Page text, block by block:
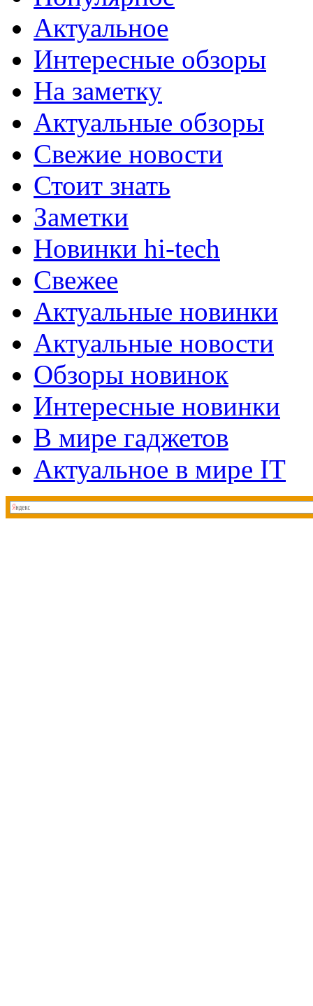
Актуальное
Интересные обзоры
На заметку
Актуальные обзоры
Свежие новости
Стоит знать
Заметки
Новинки hi-tech
Свежее
Актуальные новинки
Актуальные новости
Обзоры новинок
Интересные новинки
В мире гаджетов
Актуальное в мире IT